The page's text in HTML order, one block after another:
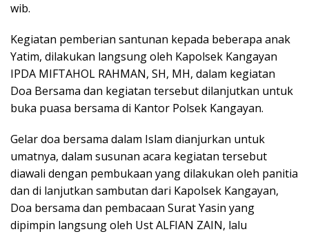
wib.
Kegiatan pemberian santunan kepada beberapa anak
Yatim, dilakukan langsung oleh Kapolsek Kangayan
IPDA MIFTAHOL RAHMAN, SH, MH, dalam kegiatan
Doa Bersama dan kegiatan tersebut dilanjutkan untuk
buka puasa bersama di Kantor Polsek Kangayan.
Gelar doa bersama dalam Islam dianjurkan untuk
umatnya, dalam susunan acara kegiatan tersebut
diawali dengan pembukaan yang dilakukan oleh panitia
dan di lanjutkan sambutan dari Kapolsek Kangayan,
Doa bersama dan pembacaan Surat Yasin yang
dipimpin langsung oleh Ust ALFIAN ZAIN, lalu